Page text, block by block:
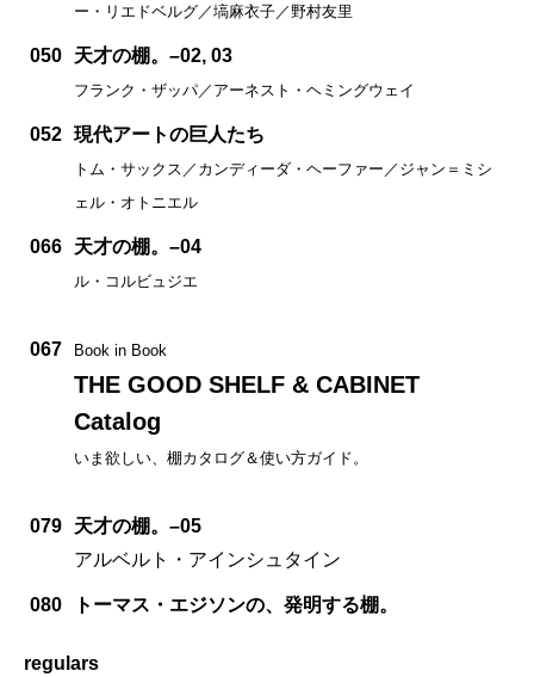
ー・リエドベルグ／塙麻衣子／野村友里
050 天才の棚。–02, 03
フランク・ザッパ／アーネスト・ヘミングウェイ
052 現代アートの巨人たち
トム・サックス／カンディーダ・ヘーファー／ジャン＝ミシ
ェル・オトニエル
066 天才の棚。–04
ル・コルビュジエ
067 Book in Book
THE GOOD SHELF & CABINET
Catalog
いま欲しい、棚カタログ＆使い方ガイド。
079
天才の棚。–05
アルベルト・アインシュタイン
080 トーマス・エジソンの、発明する棚。
regulars